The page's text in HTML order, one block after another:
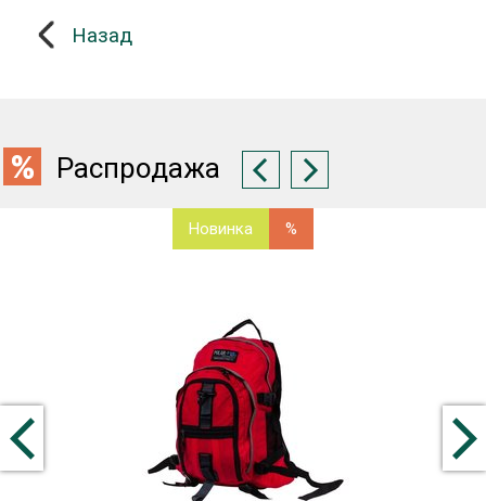
Назад
Распродажа
Новинка %